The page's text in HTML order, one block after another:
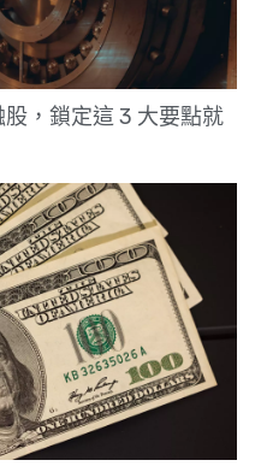
，鎖定這 3 大要點就